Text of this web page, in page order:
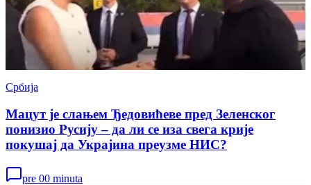
Србија
Мацут је слањем Ђедовићеве пред Зеленског
понизио Русију – да ли се иза свега крије
покушај да Украјина преузме НИС?
pre 00 minuta